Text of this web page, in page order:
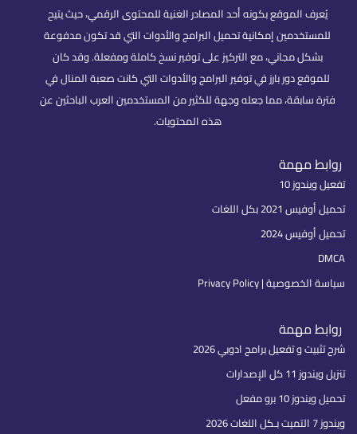
يُعرف الموقع بكونه أحد المصادر الغنية للمحتوى الرقمي، حيث يتيح
للمستخدمين إمكانية تحميل البرامج والأدوات التي قد تكون مدفوعة
بشكل مجاني، مع التركيز على توفير نسخ كاملة ومفعلة. وقد كان
للموقع دور بارز في توفير البرامج والأدوات التي كانت صعبة المنال في
فترة سابقة، مما جعله وجهة للكثير من المستخدمين العرب الباحثين عن
هذه المحتويات.
روابط مهمة
تفعيل ويندوز 10
تحميل أوفيس 2021 بكل اللغات
تحميل أوفيس 2024
DMCA
سياسة الخصوصية | Privacy Policy
روابط مهمة
شرح تثبيت و تفعيل برامج ادوبي 2026
تنزيل ويندوز 11 كل الإصدارات
تحميل ويندوز 10 برو مفعل
ويندوز 7 التميت بـكل اللغات 2026